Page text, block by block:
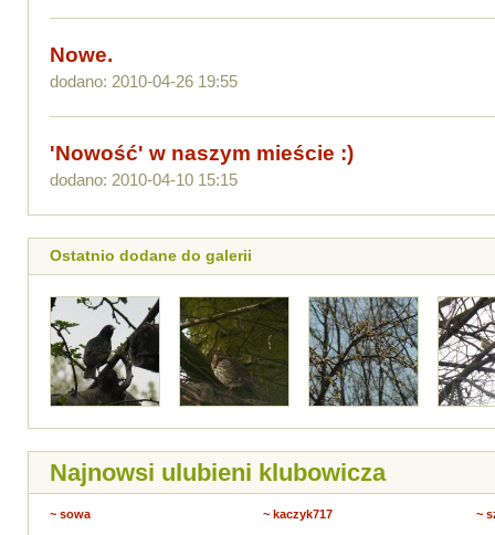
Nowe.
dodano: 2010-04-26 19:55
'Nowość' w naszym mieście :)
dodano: 2010-04-10 15:15
Ostatnio dodane do galerii
Najnowsi ulubieni klubowicza
~ sowa ~ kaczyk717 ~